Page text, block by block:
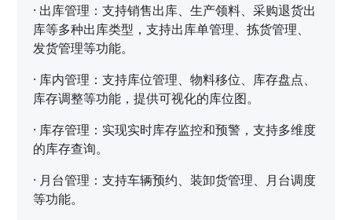
· 出库管理：支持销售出库、生产领料、采购退货出
库等多种出库类型，支持出库单管理、拣货管理、
发货管理等功能。
· 库内管理：支持库位管理、物料移位、库存盘点、
库存调整等功能，提供可视化的库位图。
· 库存管理：实现实时库存监控和预警，支持多维度
的库存查询。
· 月台管理：支持车辆预约、装卸货管理、月台调度
等功能。